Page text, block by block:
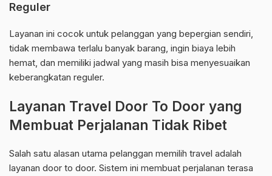
Reguler
Layanan ini cocok untuk pelanggan yang bepergian sendiri,
tidak membawa terlalu banyak barang, ingin biaya lebih
hemat, dan memiliki jadwal yang masih bisa menyesuaikan
keberangkatan reguler.
Layanan Travel Door To Door yang
Membuat Perjalanan Tidak Ribet
Salah satu alasan utama pelanggan memilih travel adalah
layanan door to door. Sistem ini membuat perjalanan terasa